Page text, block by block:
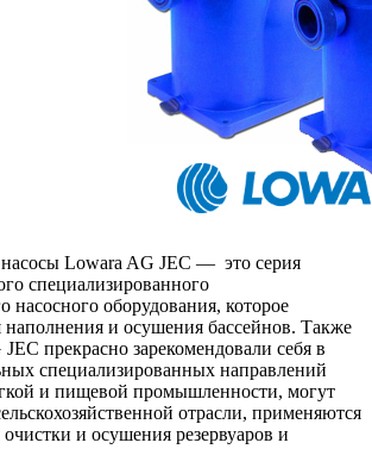
Lowara AG JEC — это серия
специализированного
насосного оборудования, которое
наполнения и осушения бассейнов. Также
прекрасно зарекомендовали себя в
специализированных направлений
и пищевой промышленности, могут
отрасли, применяются
и осушения резервуаров и